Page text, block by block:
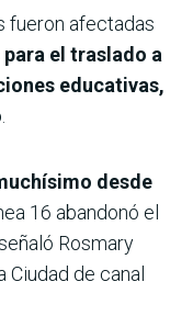
fueron afectadas
el traslado a
educativas,
desde
16 abandonó el
Rosmary
Ciudad de canal